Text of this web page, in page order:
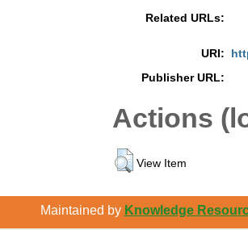
Related URLs:
URI:
Publisher URL:
Actions
View Item
Maintained by Knowledge